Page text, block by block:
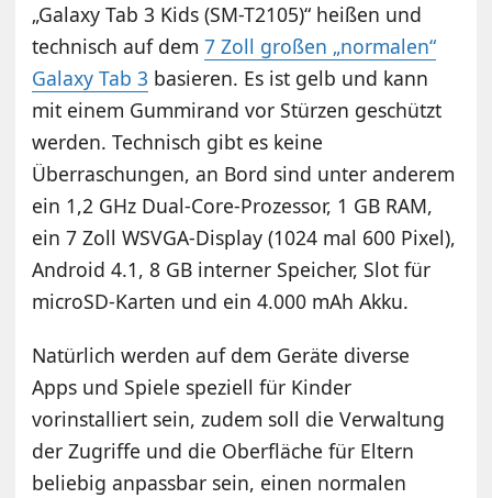
„Galaxy Tab 3 Kids (SM-T2105)“ heißen und
technisch auf dem7 Zoll großen „normalen“
Galaxy Tab 3 basieren. Es ist gelb und kann
mit einem Gummirand vor Stürzen geschützt
werden. Technisch gibt es keine
Überraschungen, an Bord sind unter anderem
ein 1,2 GHz Dual-Core-Prozessor, 1 GB RAM,
ein 7 Zoll WSVGA-Display (1024 mal 600 Pixel),
Android 4.1, 8 GB interner Speicher, Slot für
microSD-Karten und ein 4.000 mAh Akku.
Natürlich werden auf dem Geräte diverse
Apps und Spiele speziell für Kinder
vorinstalliert sein, zudem soll die Verwaltung
der Zugriffe und die Oberfläche für Eltern
beliebig anpassbar sein, einen normalen